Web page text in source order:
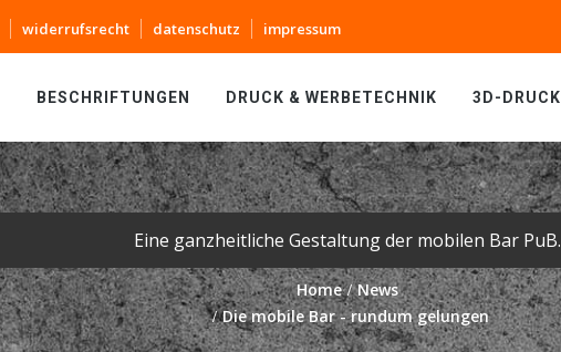
widerrufsrecht datenschutz impressum
BESCHRIFTUNGEN DRUCK & WERBETECHNIK 3D-DRUCK
Eine ganzheitliche Gestaltung der mobilen Bar PuB.
Home
News
Die mobile Bar - rundum gelungen